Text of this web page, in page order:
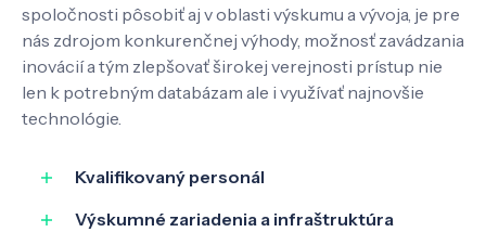
spoločnosti pôsobiť aj v oblasti výskumu a vývoja, je pre
nás zdrojom konkurenčnej výhody, možnosť zavádzania
inovácií a tým zlepšovať širokej verejnosti prístup nie
len k potrebným databázam ale i využívať najnovšie
technológie.
Kvalifikovaný personál
Výskumné zariadenia a infraštruktúra